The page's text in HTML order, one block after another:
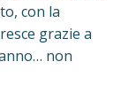
con la
grazie a
non